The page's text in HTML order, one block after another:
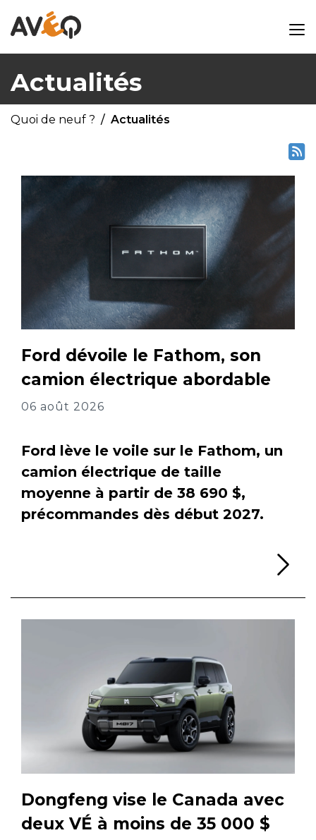
Actualités
Quoi de neuf ? Actualités
Ford dévoile le Fathom, son
camion électrique abordable
06 août 2026
Ford lève le voile sur le Fathom, un
camion électrique de taille
moyenne à partir de 38 690 $,
précommandes dès début 2027.
Dongfeng vise le Canada avec
deux VÉ à moins de 35 000 $